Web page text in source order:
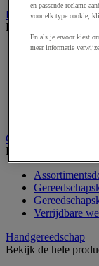
Elektrische
Bekijk de hele
Accessoires
Elektrische
Gereedschap
Bekijk de hele
Verrijdbare
Handgereedschap
Bekijk de hele
en passende reclame
voor elk type cookie,
En als je ervoor kiest
meer informatie